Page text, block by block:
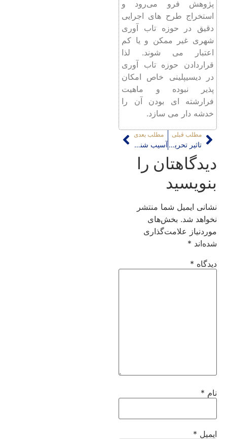
پژوهش فرو می‌رود و
استخراج طرح های اجرایی
دقیق در حوزه تاب آوری
شهری غیر ممکن و یا کم
اعتبار می شوند. لذا
قراردادن حوزه تاب آوری
در دیسیپلینی خاص امکان
پذیر نبوده و ماهیت
فرارشته ای بودن آن را
خدشه دار می سازد.
مطلب قبلی
تاثیر تحریف مفهوم اجتماع بر تحول فضایی شهرهای معاصر ایرانی
مطلب بعدی
آسیب شناسی قدرت در موضوع تدبیر سیمای شهری تهران
دیدگاهتان را
بنویسید
نشانی ایمیل شما منتشر
نخواهد شد. بخش‌های
موردنیاز علامت‌گذاری
شده‌اند *
دیدگاه *
نام *
ایمیل *